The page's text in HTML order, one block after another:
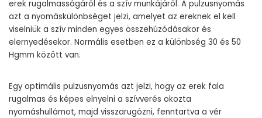
erek rugalmasságáról és a szív munkájáról. A pulzusnyomás
azt a nyomáskülönbséget jelzi, amelyet az ereknek el kell
viselniük a szív minden egyes összehúzódásakor és
elernyedésekor. Normális esetben ez a különbség 30 és 50
Hgmm között van.
Egy optimális pulzusnyomás azt jelzi, hogy az erek fala
rugalmas és képes elnyelni a szívverés okozta
nyomáshullámot, majd visszarugózni, fenntartva a vér